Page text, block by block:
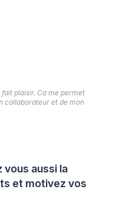
vous aussi la
et motivez vos
plaisir. Ca me permet
collaborateur et de mon